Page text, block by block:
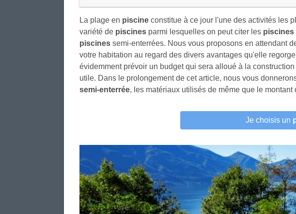
La plage en piscine constitue à ce jour l'une des activités les
variété de piscines parmi lesquelles on peut citer les piscines
piscines semi-enterrées. Nous vous proposons en attendant
votre habitation au regard des divers avantages qu'elle
évidemment prévoir un budget qui sera alloué à la
utile. Dans le prolongement de cet article, nous vous
semi-enterrée, les matériaux utilisés de même que le
Je choisis un